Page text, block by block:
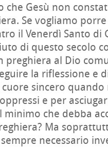
Gesù non
Se vogliamo
il Venerdì Santo di
di questo secolo
preghiera al Dio
la riflessione e
sincero
e per
minimo che debba
Ma
necessario